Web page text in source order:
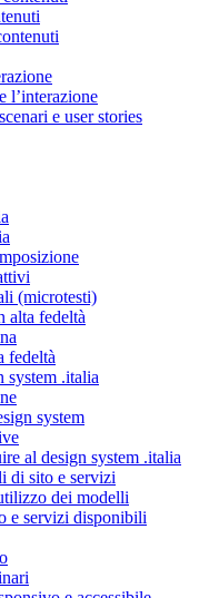
l’interazione
e user stories
(microtesti)
alta fedeltà
fedeltà
system .italia
system
al design system .italia
di sito e servizi
dei modelli
e servizi disponibili